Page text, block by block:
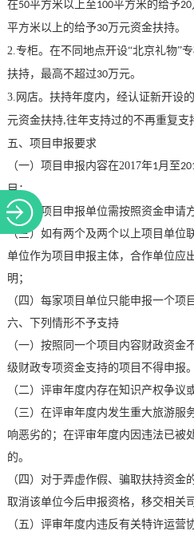
在50平方米以上至100平方米的给予20
平方米以上的给予30万元资金扶持。
2. 专柜。在不同地点开设“北京礼物”
扶持，最高不超过30万元。
3. 网店。扶持年度内，经认证新开设
元资金扶持,往年支持过的不再重复支
五、项目申报要求
（一）项目申报内容在2017年1月至
目；
（二）项目申报单位需按照资金申
（三）如有两个及两个以上项目单位
单位作为项目申报主体，合作单位应
明；
（四）每家项目单位只能申报一个项目
六、下列情形不予支持
（一）按照同一个项目内容财政资
级财政专项资金支持的项目不得申报。
（二）评审年度内存在知识产权争议
（三）在评审年度内发生重大旅游
响恶劣的；在评审年度内因违法已被
的。
（四）对于弄虚作假、骗取扶持资金
取消该单位今后申报资格，移交相关
（五）评审年度内违反有关特许运营